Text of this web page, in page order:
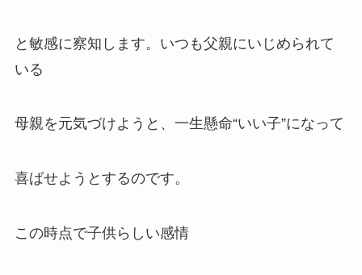
と敏感に察知します。いつも父親にいじめられて
いる
母親を元気づけようと、一生懸命“いい子”になって
喜ばせようとするのです。
この時点で子供らしい感情